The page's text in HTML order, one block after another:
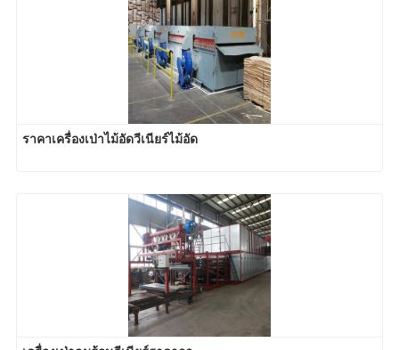
ราคาเครื่องเป่าไม้อัดวีเนียร์ไม้อัด